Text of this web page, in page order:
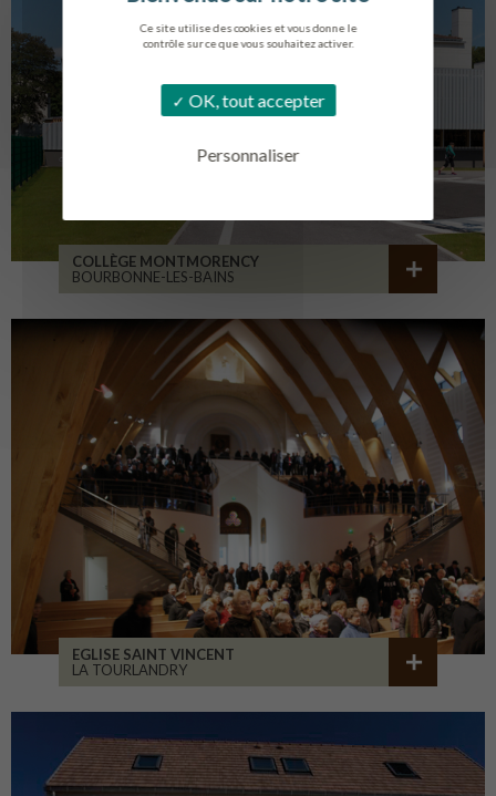
Ce site utilise des cookies et vous donne le
contrôle sur ce que vous souhaitez activer.
OK, tout accepter
Personnaliser
COLLÈGE MONTMORENCY
BOURBONNE-LES-BAINS
EGLISE SAINT VINCENT
LA TOURLANDRY